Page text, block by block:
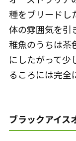
種をブリードし
体の雰囲気を引
稚魚のうちは茶
にしたがって少
るころには完全
ブラックアイス